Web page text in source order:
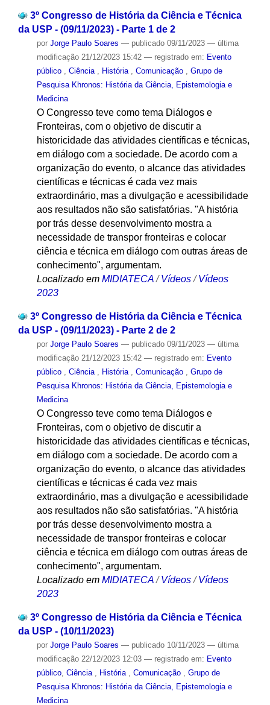
3º Congresso de História da Ciência e Técnica
da USP - (09/11/2023) - Parte 1 de 2
por Jorge Paulo Soares — publicado09/11/2023 — última
modificação21/12/2023 15:42 — registrado em: Evento
público , Ciência , História , Comunicação , Grupo de
Pesquisa Khronos: História da Ciência, Epistemologia e
Medicina
O Congresso teve como tema Diálogos e
Fronteiras, com o objetivo de discutir a
historicidade das atividades científicas e técnicas,
em diálogo com a sociedade. De acordo com a
organização do evento, o alcance das atividades
científicas e técnicas é cada vez mais
extraordinário, mas a divulgação e acessibilidade
aos resultados não são satisfatórias. "A história
por trás desse desenvolvimento mostra a
necessidade de transpor fronteiras e colocar
ciência e técnica em diálogo com outras áreas de
conhecimento", argumentam.
Localizado em MIDIATECA /Vídeos /Vídeos
2023
3º Congresso de História da Ciência e Técnica
da USP - (09/11/2023) - Parte 2 de 2
por Jorge Paulo Soares — publicado09/11/2023 — última
modificação21/12/2023 15:42 — registrado em: Evento
público , Ciência , História , Comunicação , Grupo de
Pesquisa Khronos: História da Ciência, Epistemologia e
Medicina
O Congresso teve como tema Diálogos e
Fronteiras, com o objetivo de discutir a
historicidade das atividades científicas e técnicas,
em diálogo com a sociedade. De acordo com a
organização do evento, o alcance das atividades
científicas e técnicas é cada vez mais
extraordinário, mas a divulgação e acessibilidade
aos resultados não são satisfatórias. "A história
por trás desse desenvolvimento mostra a
necessidade de transpor fronteiras e colocar
ciência e técnica em diálogo com outras áreas de
conhecimento", argumentam.
Localizado em MIDIATECA /Vídeos /Vídeos
2023
3º Congresso de História da Ciência e Técnica
da USP - (10/11/2023)
por Jorge Paulo Soares — publicado10/11/2023 — última
modificação22/12/2023 12:03 — registrado em: Evento
público, Ciência História Comunicação
Grupo de
Pesquisa Khronos: História da Ciência, Epistemologia e
Medicina